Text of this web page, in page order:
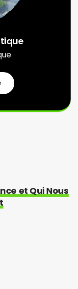
et Qui Nous